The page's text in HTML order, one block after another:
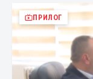
ПРИЛОГ